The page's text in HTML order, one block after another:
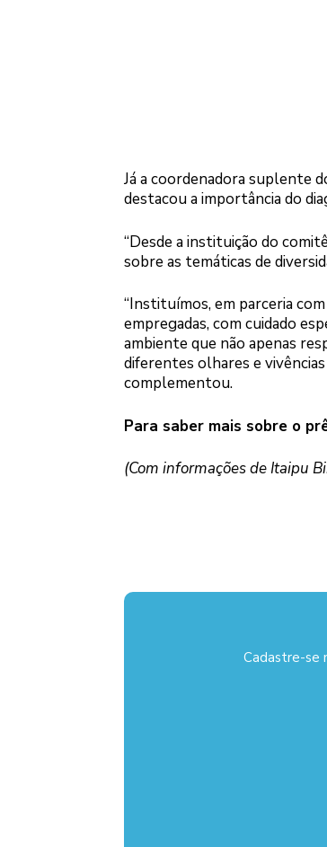
Já a coordenadora suplente
destacou a importância do
“Desde a instituição do
sobre as temáticas de
“Instituímos, em parceria
empregadas, com cuidado
ambiente que não apenas
diferentes olhares e
complementou.
Para saber mais sobre o
(Com informações de Itaipu
Cadastre-se